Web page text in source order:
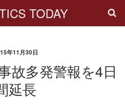
TODAY
年11月30日
故多発警報を4日
延長